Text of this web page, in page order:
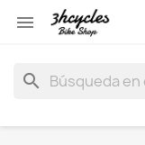

search